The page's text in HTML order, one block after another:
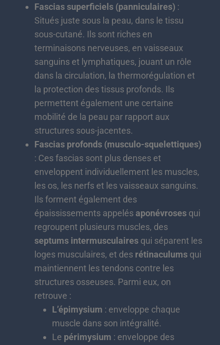
Fascias superficiels (panniculaires) :
Situés juste sous la peau, dans le tissu
sous-cutané. Ils sont riches en
terminaisons nerveuses, en vaisseaux
sanguins et lymphatiques, jouant un rôle
dans la circulation, la thermorégulation et
la protection des tissus profonds. Ils
permettent également une certaine
mobilité de la peau par rapport aux
structures sous-jacentes.
Fascias profonds (musculo-squelettiques)
: Ces fascias sont plus denses et
enveloppent individuellement les muscles,
les os, les nerfs et les vaisseaux sanguins.
Ils forment également des
épaississements appelésaponévroses qui
regroupent plusieurs muscles, des
septums intermusculaires qui séparent les
loges musculaires, et des rétinaculums qui
maintiennent les tendons contre les
structures osseuses. Parmi eux, on
retrouve :
L’épimysium : enveloppe chaque
muscle dans son intégralité.
Le périmysium : enveloppe des